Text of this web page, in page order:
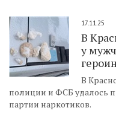
17.11.25
В
у
В
полиции и ФСБ удалось
партии наркотиков.